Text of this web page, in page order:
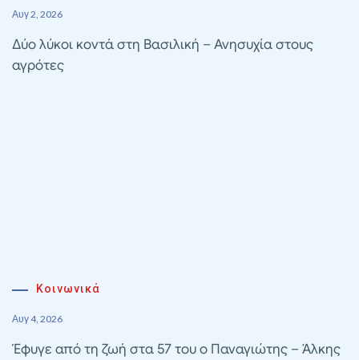
Αυγ 2, 2026
Δύο λύκοι κοντά στη Βασιλική – Ανησυχία στους
αγρότες
Κοινωνικά
Αυγ 4, 2026
Έφυγε από τη ζωή στα 57 του ο Παναγιώτης – Άλκης